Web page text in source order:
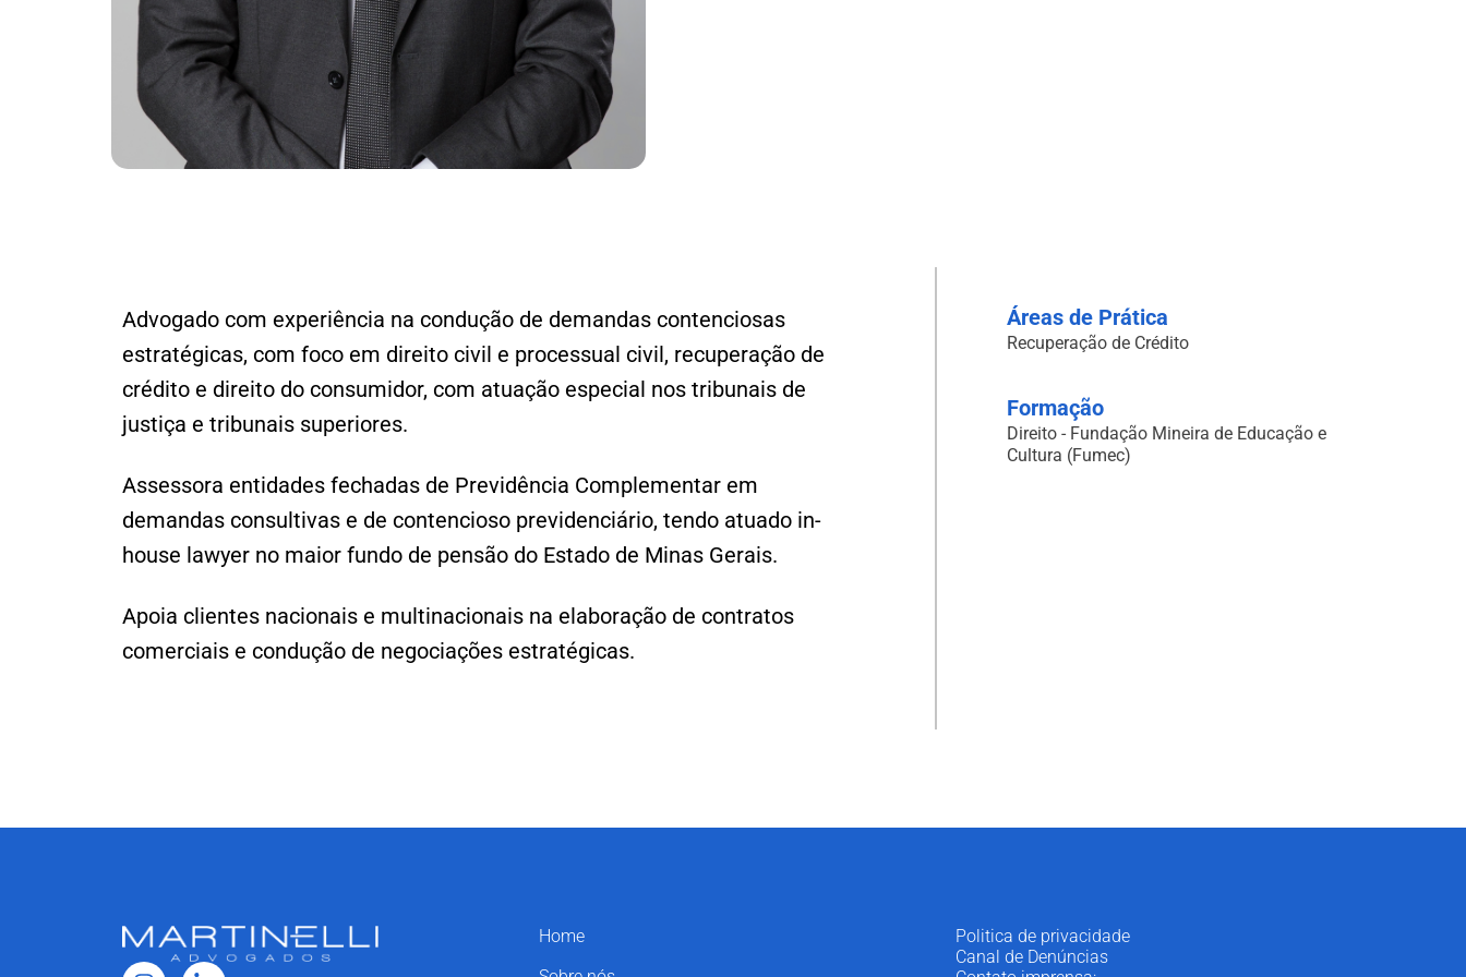
Advogado com experiência na condução de demandas contenciosas
estratégicas, com foco em direito civil e processual civil, recuperação de
crédito e direito do consumidor, com atuação especial nos tribunais de
justiça e tribunais superiores.
Assessora entidades fechadas de Previdência Complementar em
demandas consultivas e de contencioso previdenciário, tendo atuado in-
house lawyer no maior fundo de pensão do Estado de Minas Gerais.
Apoia clientes nacionais e multinacionais na elaboração de contratos
comerciais e condução de negociações estratégicas.
Áreas de Prática
Recuperação de Crédito
Formação
Direito - Fundação Mineira de Educação e
Cultura (Fumec)
Home
Politica de privacidade
Canal de Denúncias